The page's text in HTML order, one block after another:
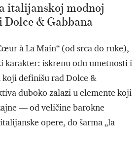
italijanskoj modnoj
& Gabbana
à La Main“ (od srca do ruke),
karakter: iskrenu odu umetnosti i
definišu rad Dolce &
duboko zalazi u elemente koji
— od veličine barokne
opere, do šarma „la